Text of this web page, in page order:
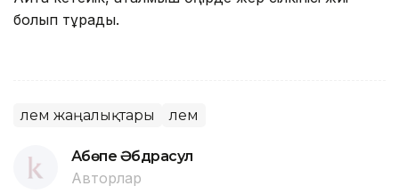
болып тұрады.
Әлем жаңалықтары Әлем
Ақбөпе Әбдрасул
Авторлар